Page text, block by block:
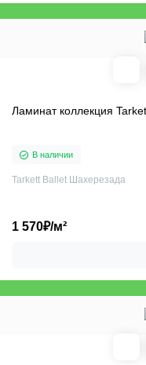
Ламинат коллекция
В наличии
Tarkett Ballet Шахерезада
1 570₽/м²